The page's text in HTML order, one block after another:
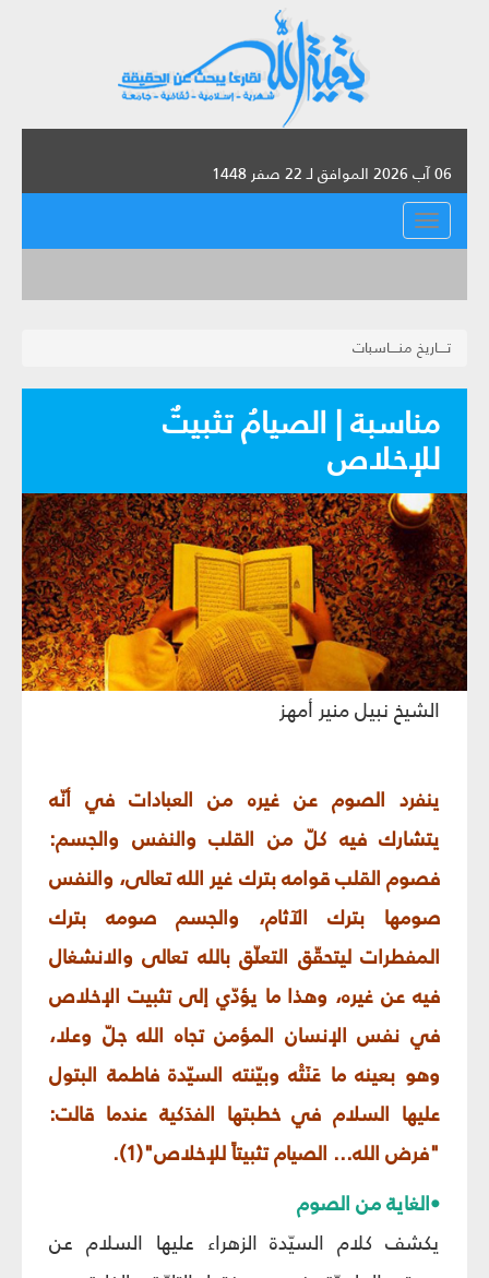
06 آب 2026 الموافق لـ 22 صفر 1448
القائمة
تــــاريخ منــــاسبات
مناسبة | الصيامُ تثبيتٌ
للإخلاص
الشيخ نبيل منير أمهز
ينفرد الصوم عن غيره من العبادات في أنّه
يتشارك فيه كلّ من القلب والنفس والجسم:
فصوم القلب قوامه بترك غير الله تعالى، والنفس
صومها بترك الآثام، والجسم صومه بترك
المفطرات ليتحقّق التعلّق بالله تعالى والانشغال
فيه عن غيره، وهذا ما يؤدّي إلى تثبيت الإخلاص
في نفس الإنسان المؤمن تجاه الله جلّ وعلا،
وهو بعينه ما عَنَتْه وبيّنته السيّدة فاطمة البتول
عليها السلام في خطبتها الفدَكية عندما قالت:
"فرض الله... الصيام تثبيتاً للإخلاص"(1).
•الغاية من الصوم
يكشف كلام السيّدة الزهراء عليها السلام عن